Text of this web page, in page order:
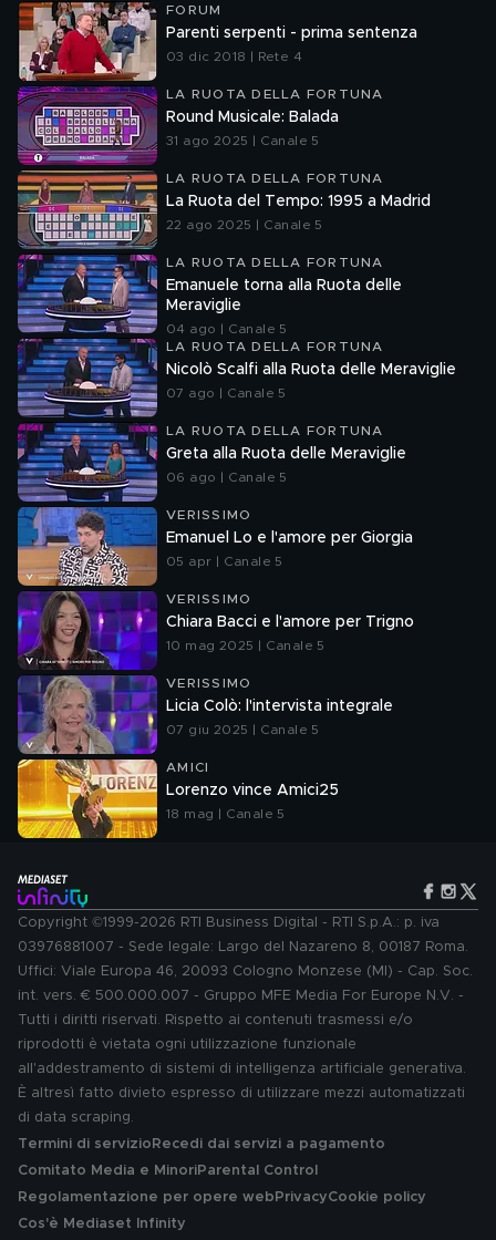
FORUM
Parenti serpenti - prima sentenza
03 dic 2018 | Rete 4
LA RUOTA DELLA FORTUNA
Round Musicale: Balada
31 ago 2025 | Canale 5
LA RUOTA DELLA FORTUNA
La Ruota del Tempo: 1995 a Madrid
22 ago 2025 | Canale 5
LA RUOTA DELLA FORTUNA
Emanuele torna alla Ruota delle
Meraviglie
04 ago | Canale 5
LA RUOTA DELLA FORTUNA
Nicolò Scalfi alla Ruota delle Meraviglie
07 ago | Canale 5
LA RUOTA DELLA FORTUNA
Greta alla Ruota delle Meraviglie
06 ago | Canale 5
VERISSIMO
Emanuel Lo e l'amore per Giorgia
05 apr | Canale 5
VERISSIMO
Chiara Bacci e l'amore per Trigno
10 mag 2025 | Canale 5
VERISSIMO
Licia Colò: l'intervista integrale
07 giu 2025 | Canale 5
AMICI
Lorenzo vince Amici25
18 mag | Canale 5
Copyright ©1999-2026 RTI Business Digital - RTI S.p.A.: p. iva
03976881007 - Sede legale: Largo del Nazareno 8, 00187 Roma.
Uffici: Viale Europa 46, 20093 Cologno Monzese (MI) - Cap. Soc.
int. vers. € 500.000.007 - Gruppo MFE Media For Europe N.V. -
Tutti i diritti riservati. Rispetto ai contenuti trasmessi e/o
riprodotti è vietata ogni utilizzazione funzionale
all'addestramento di sistemi di intelligenza artificiale generativa.
È altresì fatto divieto espresso di utilizzare mezzi automatizzati
di data scraping.
Termini di servizio Recedi dai servizi a pagamento
Comitato Media e MinoriParental Control
Regolamentazione per opere web PrivacyCookie policy
Cos'è Mediaset Infinity